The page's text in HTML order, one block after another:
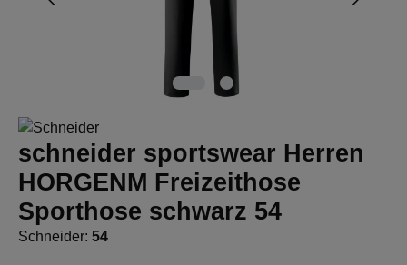
schneider sportswear Herren
HORGENM Freizeithose
Sporthose schwarz 54
Schneider: 54